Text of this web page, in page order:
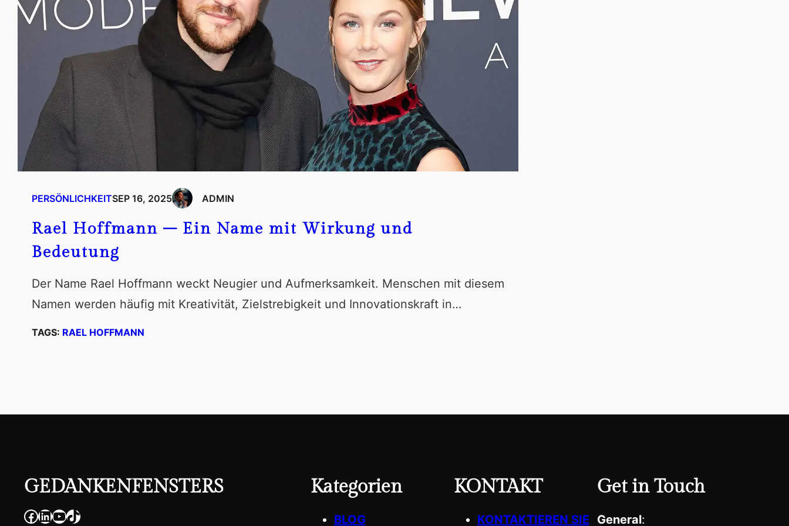
PERSÖNLICHKEITSEP 16, 2025 ADMIN
Rael Hoffmann – Ein Name mit Wirkung und
Bedeutung
Der Name Rael Hoffmann weckt Neugier und Aufmerksamkeit. Menschen mit diesem
Namen werden häufig mit Kreativität, Zielstrebigkeit und Innovationskraft in…
TAGS: RAEL HOFFMANN
GEDANKENFENSTERS
Facebook LinkedIn YouTube TikTok
Kategorien
BLOG
KONTAKT
KONTAKTIEREN SIE
Get in Touch
General: